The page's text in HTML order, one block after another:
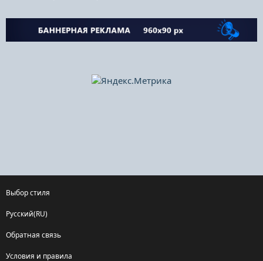
Выбор стиля
Русский(RU)
Обратная связь
Условия и правила